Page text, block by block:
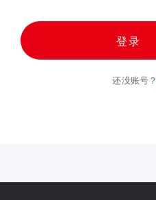
登录
还没账号？